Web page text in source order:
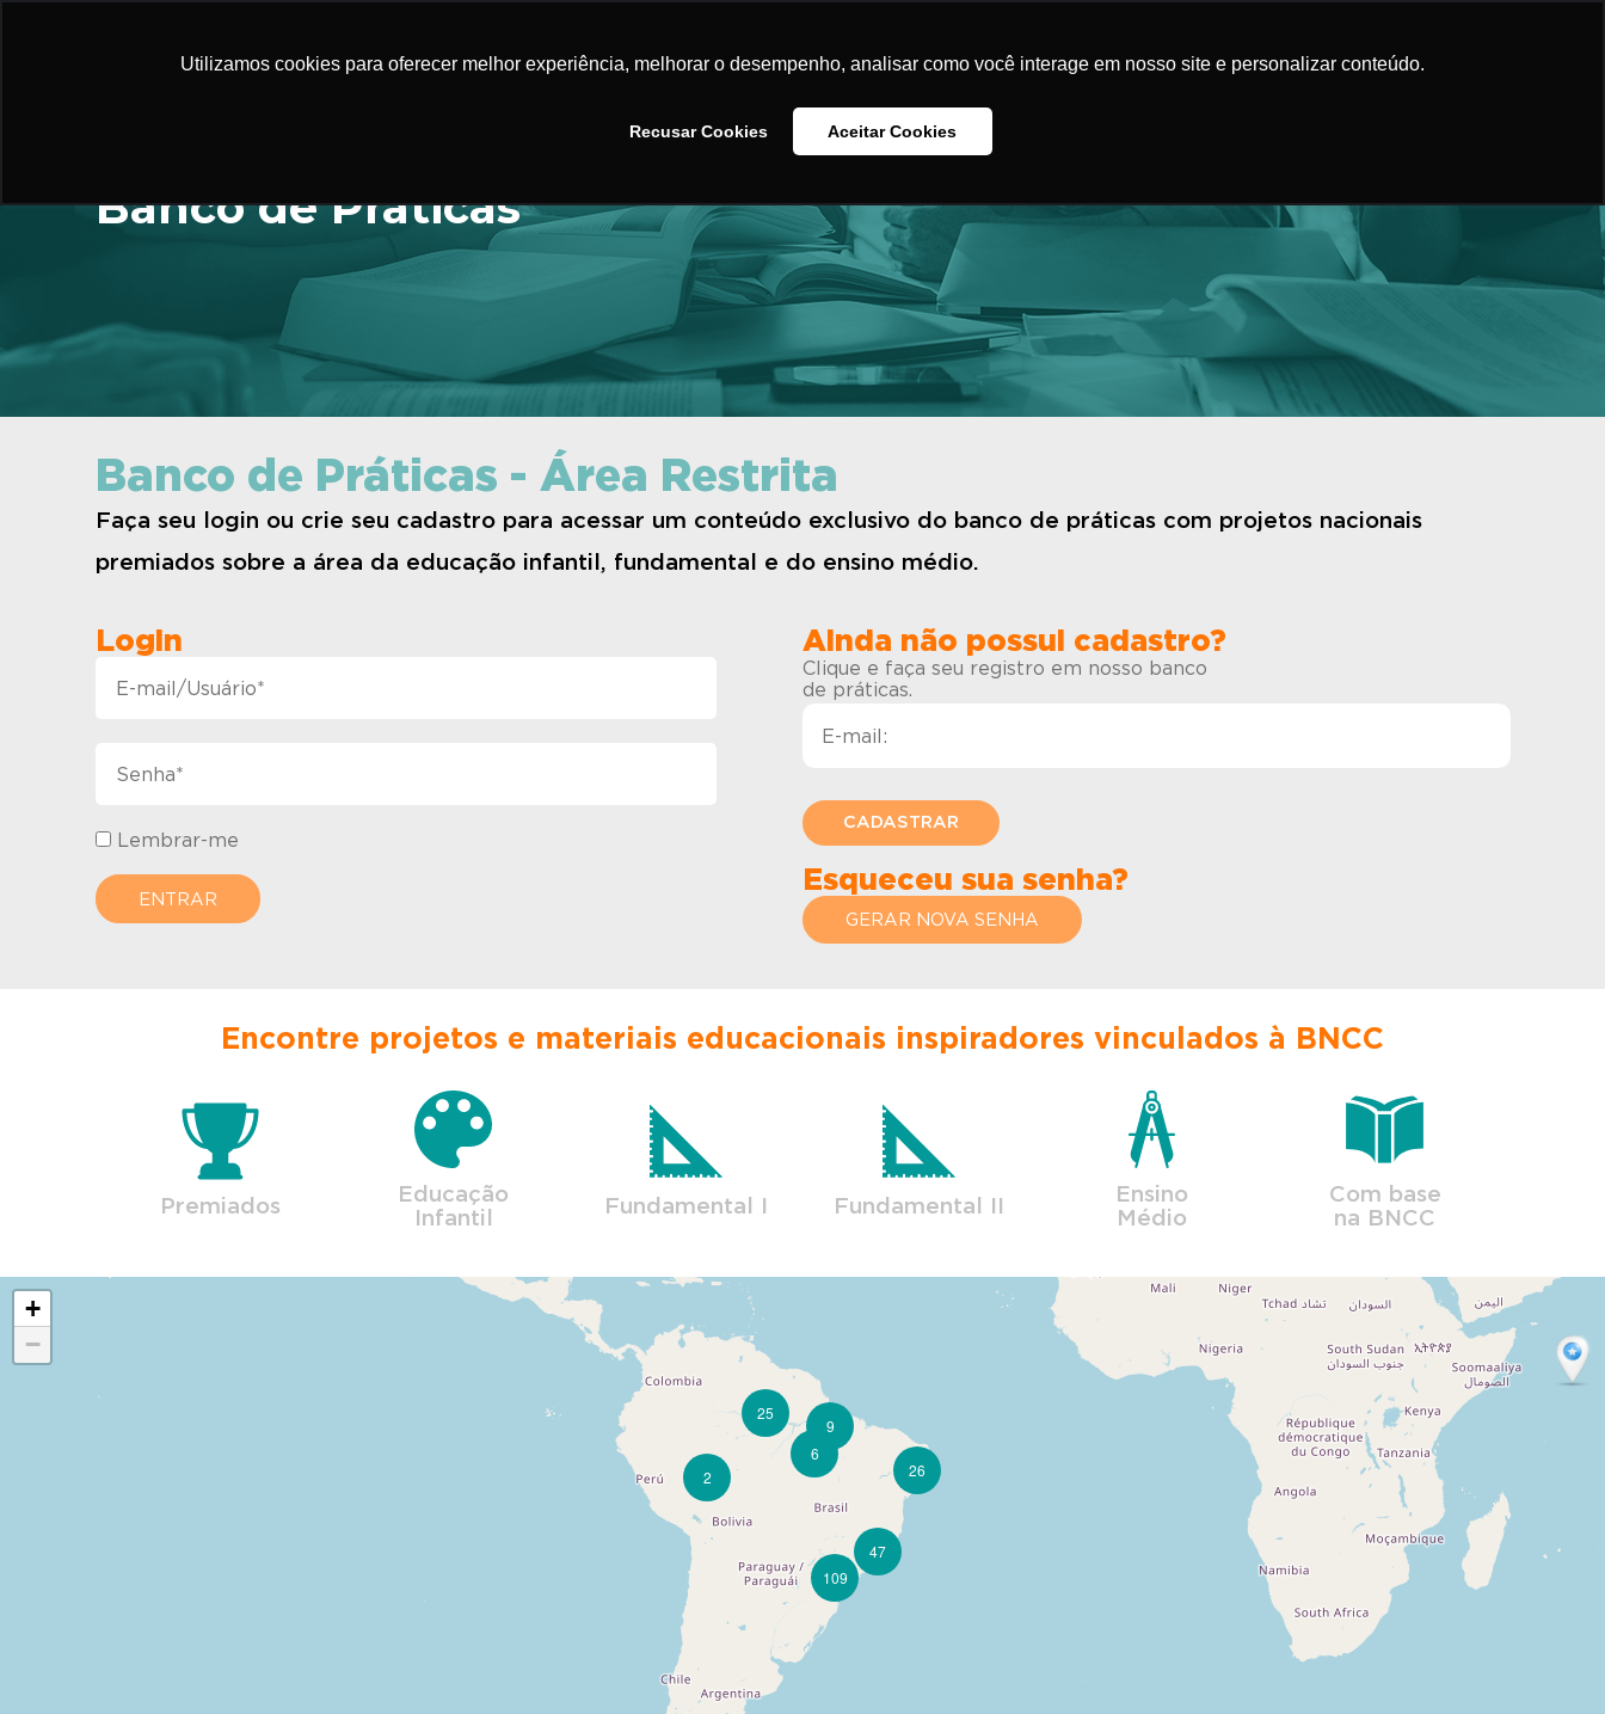
Utilizamos cookies para oferecer melhor experiência, melhorar o desempenho, analisar como você interage em nosso site e personalizar conteúdo.
Recusar Cookies Aceitar Cookies
Banco de Práticas Faça Parte
Contato
Banco de Práticas
Banco de Práticas - Área Restrita
Faça seu login ou crie seu cadastro para acessar um conteúdo exclusivo do banco de práticas com projetos nacionais
premiados sobre a área da educação infantil, fundamental e do ensino médio.
Login
Lembrar-me
Ainda não possui cadastro?
Clique e faça seu registro em nosso banco
de práticas.
Esqueceu sua senha?
GERAR NOVA SENHA
Encontre projetos e materiais educacionais inspiradores vinculados à BNCC
Premiados
Educação
Infantil
Fundamental I Fundamental II
Ensino
Médio
Com base
na BNCC
2
9
6
26
25
47
109
+
−